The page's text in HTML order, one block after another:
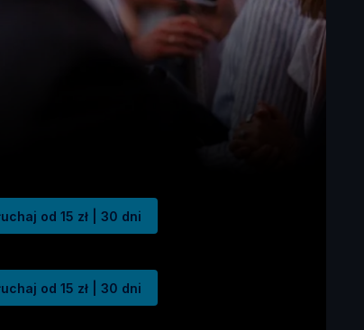
od 15 zł | 30 dni
od 15 zł | 30 dni